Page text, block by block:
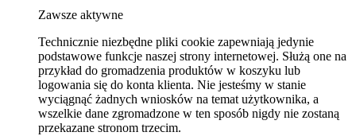
Zawsze aktywne
Technicznie niezbędne pliki cookie zapewniają jedynie
podstawowe funkcje naszej strony internetowej. Służą one na
przykład do gromadzenia produktów w koszyku lub
logowania się do konta klienta. Nie jesteśmy w stanie
wyciągnąć żadnych wniosków na temat użytkownika, a
wszelkie dane zgromadzone w ten sposób nigdy nie zostaną
przekazane stronom trzecim.